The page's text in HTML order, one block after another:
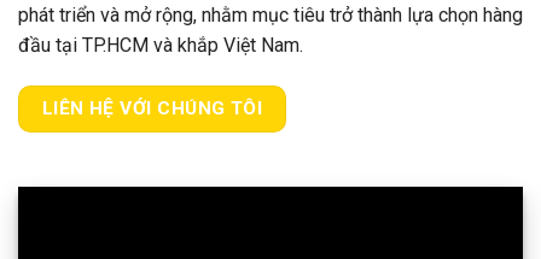
phát triển và mở rộng, nhằm mục tiêu trở thành lựa chọn hàng
đầu tại TP.HCM và khắp Việt Nam.
LIÊN HỆ VỚI CHÚNG TÔI